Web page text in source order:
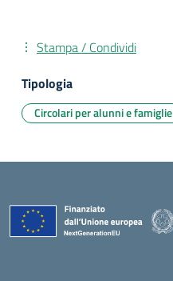
Stampa / Condividi
Tipologia
Circolari per alunni e famiglie